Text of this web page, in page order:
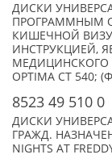
ДИСКИ
ПРОГРАММНЫМ
КИШЕЧНОЙ
ИНСТРУКЦИЕЙ,
МЕДИЦИНСКОГО
OPTIMA CT 540;
8523 49 510 0
ДИСКИ
ГРАЖД.
NIGHTS AT